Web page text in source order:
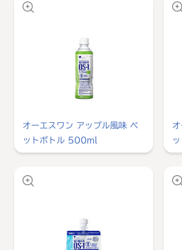
オーエスワン アップル風味 ペ
ットボトル 500ml